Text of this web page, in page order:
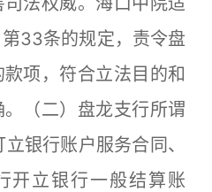
33条的规定，责令盘
项，符合立法目的和
（二）盘龙支行所谓
银行账户服务合同、
开立银行一般结算账